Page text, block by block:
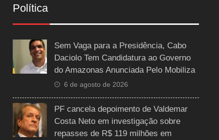
Política
Sem Vaga para a Presidência, Cabo
Daciolo Tem Candidatura ao Governo
do Amazonas Anunciada Pelo Mobiliza
6 de agosto de 2026
PF cancela depoimento de Valdemar
Costa Neto em investigação sobre
repasses de R$ 119 milhões em